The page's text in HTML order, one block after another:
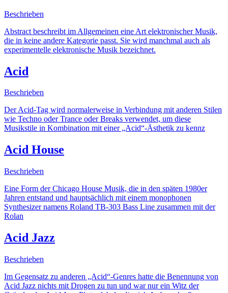
Beschrieben
Abstract beschreibt im Allgemeinen eine Art elektronischer Musik,
die in keine andere Kategorie passt. Sie wird manchmal auch als
experimentelle elektronische Musik bezeichnet.
Acid
Beschrieben
Der Acid-Tag wird normalerweise in Verbindung mit anderen Stilen
wie Techno oder Trance oder Breaks verwendet, um diese
Musikstile in Kombination mit einer „Acid“-Ästhetik zu kennz
Acid House
Beschrieben
Eine Form der Chicago House Musik, die in den späten 1980er
Jahren entstand und hauptsächlich mit einem monophonen
Synthesizer namens Roland TB-303 Bass Line zusammen mit der
Rolan
Acid Jazz
Beschrieben
Im Gegensatz zu anderen „Acid“-Genres hatte die Benennung von
Acid Jazz nichts mit Drogen zu tun und war nur ein Witz der